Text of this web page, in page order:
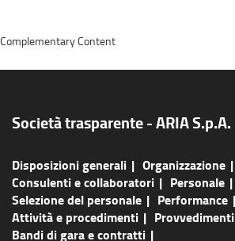
Società trasparente - ARIA S.p.A.
Disposizioni generali
Organizzazione
Consulenti e collaboratori
Personale
Selezione del personale
Performance
Attività e procedimenti
Provvedimenti
Bandi di gara e contratti
Complementary Content